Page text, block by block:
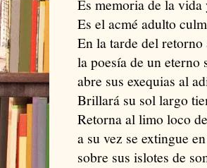
Es memoria de la vida
Es el acmé adulto
En la tarde del
la poesía de un
abre sus exequias al
Brillará su sol largo
Retorna al limo loco
a su vez se extingue
sobre sus islotes de